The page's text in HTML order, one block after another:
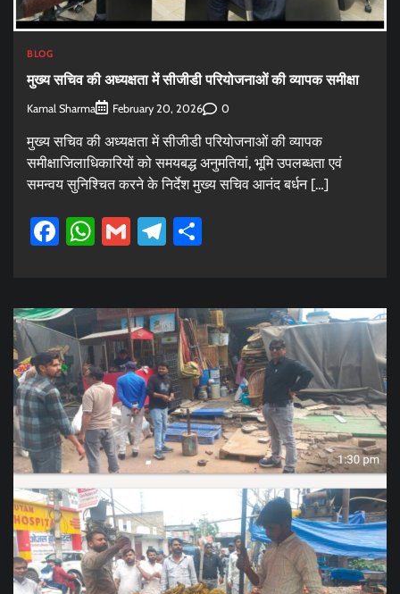
BLOG
मुख्य सचिव की अध्यक्षता में सीजीडी परियोजनाओं की व्यापक समीक्षा
Kamal Sharma February 20, 2026 0
मुख्य सचिव की अध्यक्षता में सीजीडी परियोजनाओं की व्यापक
समीक्षाजिलाधिकारियों को समयबद्ध अनुमतियां, भूमि उपलब्धता एवं
समन्वय सुनिश्चित करने के निर्देश मुख्य सचिव आनंद बर्धन […]
Facebook
WhatsApp
GmailTelegram